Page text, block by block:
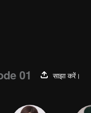
01
साझा करें।